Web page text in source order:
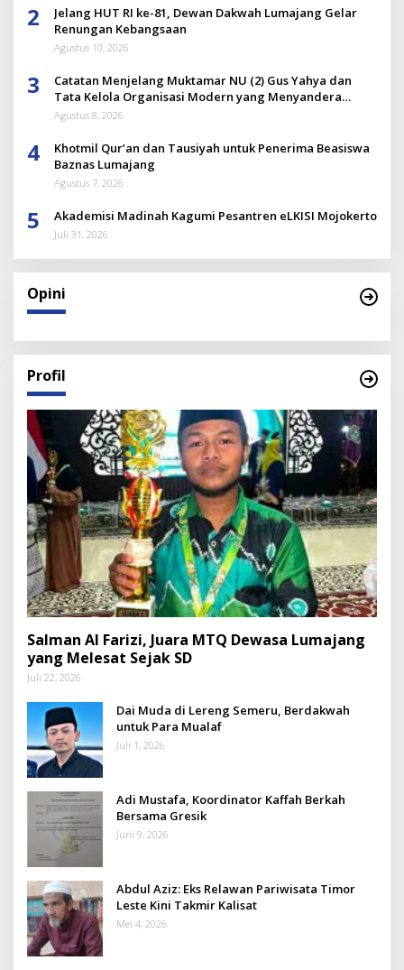
2
Jelang HUT RI ke-81, Dewan Dakwah Lumajang Gelar
Renungan Kebangsaan
Agustus 10, 2026
3
Catatan Menjelang Muktamar NU (2) Gus Yahya dan
Tata Kelola Organisasi Modern yang Menyandera
Dirinya
Agustus 8, 2026
4
Khotmil Qur’an dan Tausiyah untuk Penerima Beasiswa
Baznas Lumajang
Agustus 7, 2026
5 Akademisi Madinah Kagumi Pesantren eLKISI Mojokerto
Juli 31, 2026
Opini
Profil
Salman Al Farizi, Juara MTQ Dewasa Lumajang
yang Melesat Sejak SD
Juli 22, 2026
Dai Muda di Lereng Semeru, Berdakwah
untuk Para Mualaf
Juli 1, 2026
Adi Mustafa, Koordinator Kaffah Berkah
Bersama Gresik
Juni 9, 2026
Abdul Aziz: Eks Relawan Pariwisata Timor
Leste Kini Takmir Kalisat
Mei 4, 2026